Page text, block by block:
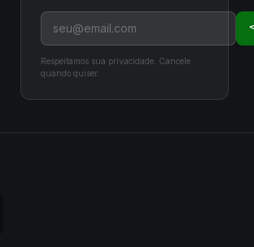
Respeitamos sua privacidade. Cancele
quando quiser.